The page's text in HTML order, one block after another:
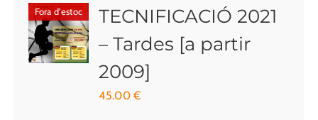
Fora d'estoc
TECNIFICACIÓ 2021
– Tardes [a partir
2009]
45.00€